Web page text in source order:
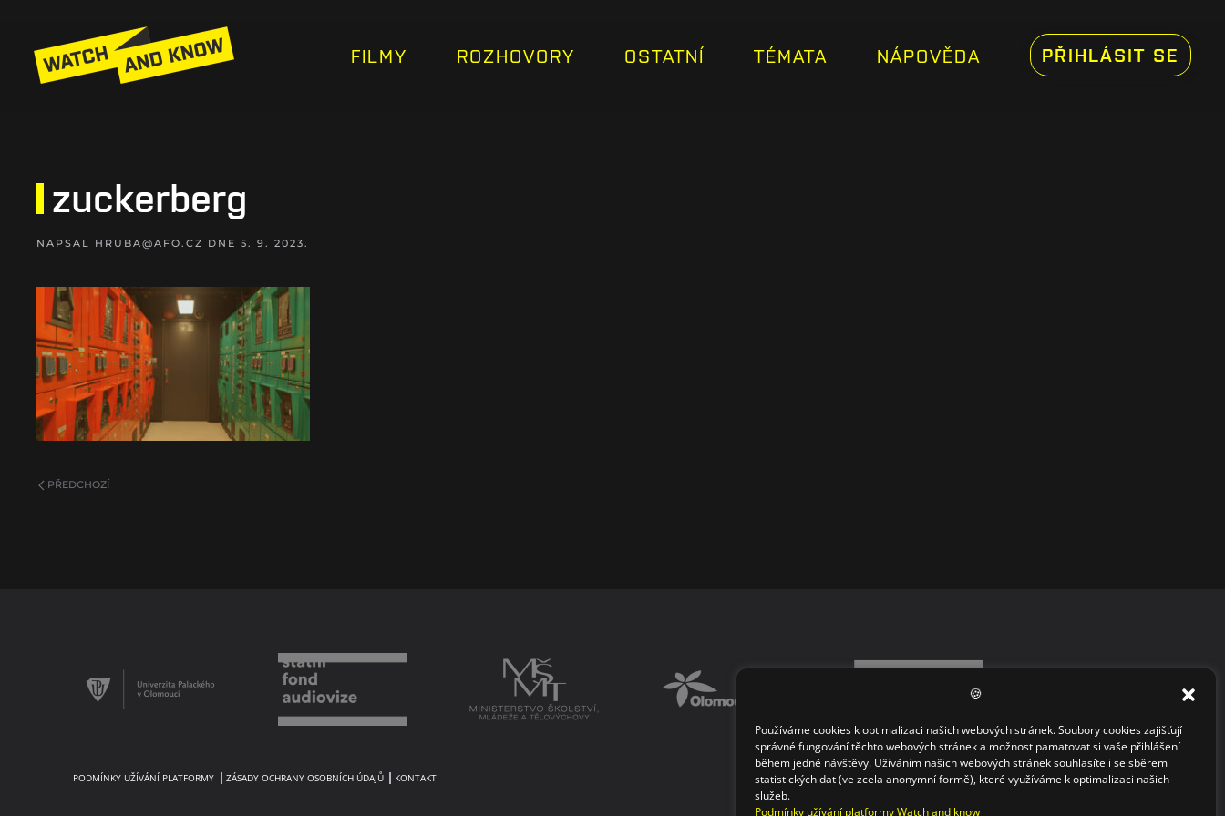
🍪
Používáme cookies k optimalizaci našich webových stránek. Soubory cookies zajišťují
správné fungování těchto webových stránek a možnost pamatovat si vaše přihlášení
během jedné návštěvy. Užíváním našich webových stránek souhlasíte i se sběrem
statistických dat (ve zcela anonymní formě), které využíváme k optimalizaci našich
služeb.
Podmínky užívání platformy Watch and know
FILMY ROZHOVORY OSTATNÍ TÉMATA NÁPOVĚDA PŘIHLÁSIT SE
zuckerberg
NAPSAL HRUBA@AFO.CZ DNE 5. 9. 2023.
PŘEDCHOZÍ
PODMÍNKY UŽÍVÁNÍ PLATFORMY ZÁSADY OCHRANY OSOBNÍCH ÚDAJŮ KONTAKT